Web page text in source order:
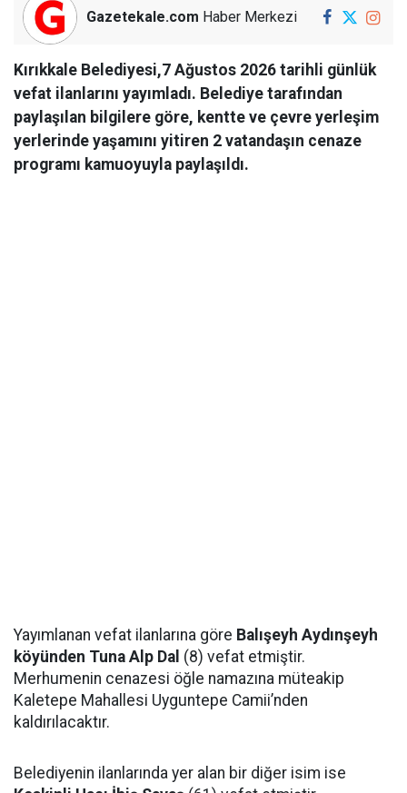
Gazetekale.com Haber Merkezi
Kırıkkale Belediyesi,7 Ağustos 2026 tarihli günlük
vefat ilanlarını yayımladı. Belediye tarafından
paylaşılan bilgilere göre, kentte ve çevre yerleşim
yerlerinde yaşamını yitiren 2 vatandaşın cenaze
programı kamuoyuyla paylaşıldı.
Yayımlanan vefat ilanlarına göre Balışeyh Aydınşeyh
köyünden Tuna Alp Dal (8) vefat etmiştir.
Merhumenin cenazesi öğle namazına müteakip
Kaletepe Mahallesi Uyguntepe Camii’nden
kaldırılacaktır.
Belediyenin ilanlarında yer alan bir diğer isim ise